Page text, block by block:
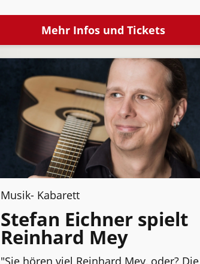
Mehr Infos und Tickets
Musik- Kabarett
Stefan Eichner spielt
Reinhard Mey
"Sie hören viel Reinhard Mey, oder? Die